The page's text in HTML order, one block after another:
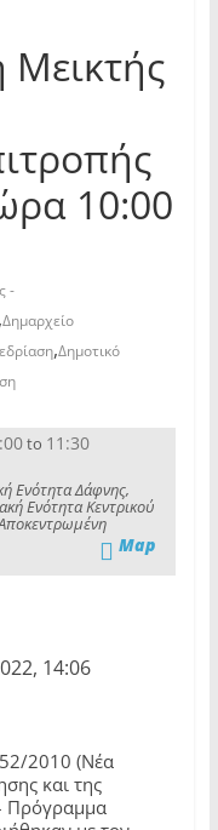
10:00
-
Δημαρχείο
,Δημοτικό
to 11:30
Ενότητα Δάφνης,
Ενότητα Κεντρικού
Map
14:06
2010 (Νέα
και της
Πρόγραμμα